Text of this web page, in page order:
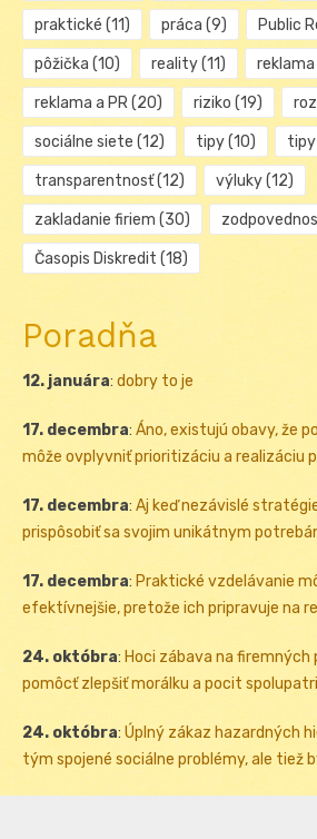
praktické (11) práca (9) Public
pôžička (10) reality(11) reklama
reklama a PR(20) riziko (19)
sociálne siete (12) tipy(10) tipy
transparentnosť(12) výluky(12)
zakladanie firiem (30)
Časopis Diskredit (18)
Poradňa
12. januára: dobry to je
17. decembra: Áno, existujú obavy, že
môže ovplyvniť prioritizáciu a realizáciu
17. decembra: Aj keď nezávislé
prispôsobiť sa svojim unikátnym
17. decembra: Praktické vzdelávanie
efektívnejšie, pretože ich pripravuje na
24. októbra: Hoci zábava na
pomôcť zlepšiť morálku a pocit
24. októbra: Úplný zákaz hazardných
tým spojené sociálne problémy, ale tiež